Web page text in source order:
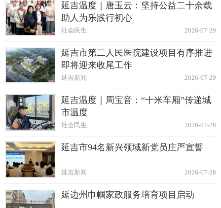
延吉温度｜唐玉云：坚持公益二十余载
助人为乐践行初心
2026-07-29
社会民生
延吉市第二人民医院建设项目有序推进
即将迎来收尾工作
2026-07-29
延吉新闻
延吉温度｜周宝音：“十米车厢”传递城
市温度
2026-07-28
社会民生
延吉市94名新兴领域新党员庄严宣誓
2026-07-28
延吉新闻
延边州巾帼家政服务培育项目启动